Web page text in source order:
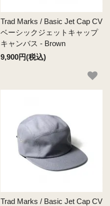
Trad Marks / Basic Jet Cap CV
ベーシックジェットキャップ
キャンバス - Brown
9,900円(税込)
Trad Marks / Basic Jet Cap CV